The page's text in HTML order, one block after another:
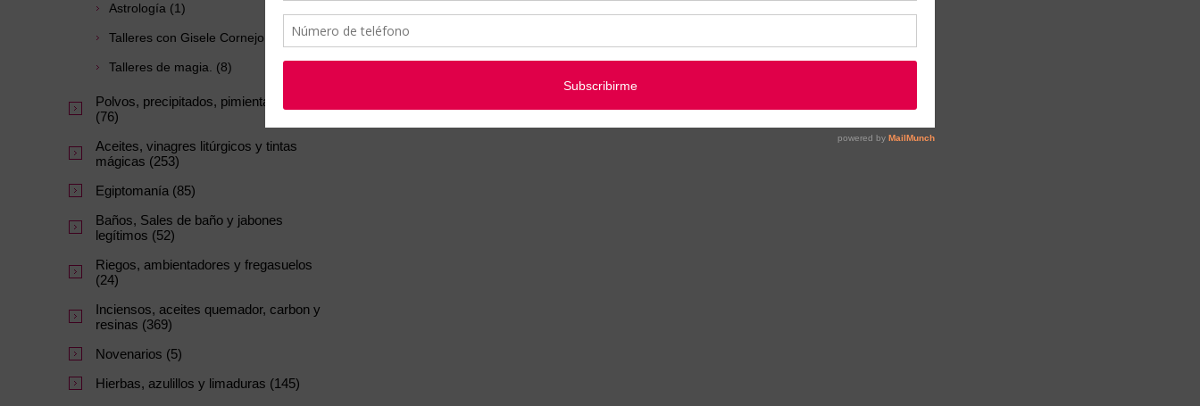
Astrología (1)
Talleres con Gisele Cornejo. (3)
Talleres de magia. (8)
Polvos, precipitados, pimientas y sales
(76)
Aceites, vinagres litúrgicos y tintas
mágicas (253)
Egiptomanía (85)
Baños, Sales de baño y jabones
legítimos (52)
Riegos, ambientadores y fregasuelos
(24)
Inciensos, aceites quemador, carbon y
resinas (369)
Novenarios (5)
Hierbas, azulillos y limaduras (145)